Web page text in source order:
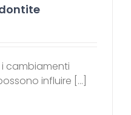
cambiamenti
influire [...]